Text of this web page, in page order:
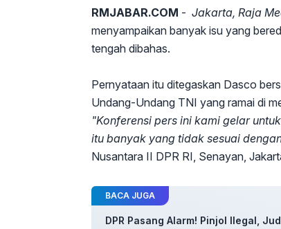
RMJABAR.COM - Jakarta, Raja
menyampaikan banyak isu yang
tengah dibahas.
Pernyataan itu ditegaskan Dasco
Undang-Undang TNI yang ramai di
"Konferensi pers ini kami gelar
itu banyak yang tidak sesuai
Nusantara II DPR RI, Senayan,
BACA JUGA
DPR Pasang Alarm! Pinjol Ilegal,